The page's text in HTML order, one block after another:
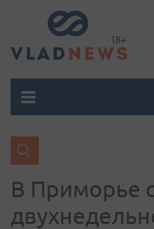
В Приморье